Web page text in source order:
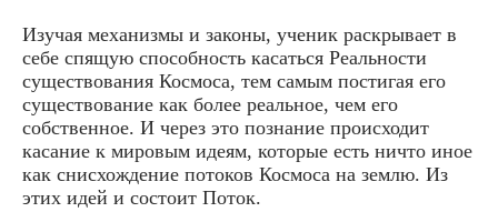
Изучая механизмы и законы, ученик раскрывает в
себе спящую способность касаться Реальности
существования Космоса, тем самым постигая его
существование как более реальное, чем его
собственное. И через это познание происходит
касание к мировым идеям, которые есть ничто иное
как снисхождение потоков Космоса на землю. Из
этих идей и состоит Поток.